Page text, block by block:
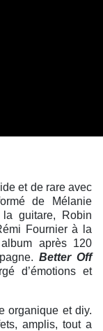
et de rare avec
de Mélanie
guitare, Robin
Fournier à la
après 120
Better Off
d’émotions et
organique et diy.
amplis, tout a